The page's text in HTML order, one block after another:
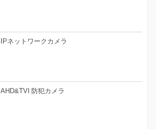
IPネットワークカメラ
AHD&TVI 防犯カメラ